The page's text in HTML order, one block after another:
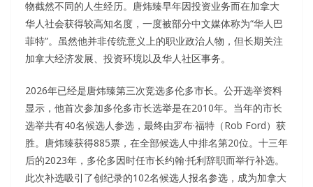
物截然不同的人生经历。唐炜臻早年因投资业务而在加拿大
华人社会获得较高知名度，一度被部分中文媒体称为“华人巴
菲特”。虽然他并非传统意义上的职业政治人物，但长期关注
加拿大经济发展、投资环境以及华人社区事务。
2026年已经是唐炜臻第三次竞选多伦多市长。公开选举资料
显示，他首次参加多伦多市长选举是在2010年。当年的市长
选举共有40名候选人参选，最终由罗布·福特（Rob Ford）获
胜。唐炜臻获得885票，在全部候选人中排名第20位。十三年
后的2023年，多伦多因时任市长约翰·托利辞职而举行补选。
此次补选吸引了创纪录的102名候选人报名参选，成为加拿大